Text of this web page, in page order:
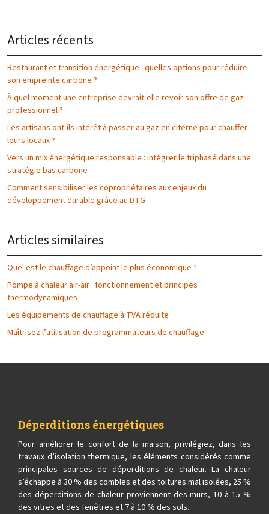
Articles récents
Restaurant et transition énergétique : quelles options pour réduire
son empreinte carbone ?
À quel moment une entreprise devrait-elle revoir son offre de gaz
professionnel ?
Les artisans ont-ils intérêt à passer au gaz en citerne pour chauffer
leurs locaux ?
Vers un mix énergétique responsable : intégrer le triphasé dans une
stratégie bas carbone
Comment sensibiliser les copropriétaires aux enjeux du
développement durable grâce au DTG
Articles similaires
Quel est le chauffage d’appoint le plus économique ?
Pompe à chaleur air-air : fonctionnement et principes
thermodynamiques
Les équipements de chauffage à TVA réduite
Maîtrisez l’utilisation de programmateurs de chauffage
Déperditions énergétiques
Pour améliorer le confort de la maison, privilégiez, dans les
travaux d’isolation thermique, les éléments considérés comme
principales sources de déperditions de chaleur. La chaleur
s’échappe à 30 % des combles et des toitures mal isolées, 25 %
des déperditions de chaleur proviennent des murs, 10 à 15 %
des vitres et des fenêtres et 7 à 10 % des sols.